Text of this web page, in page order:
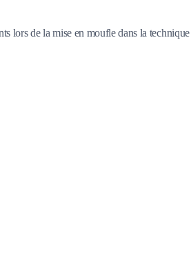
lors de la mise en moufle dans la